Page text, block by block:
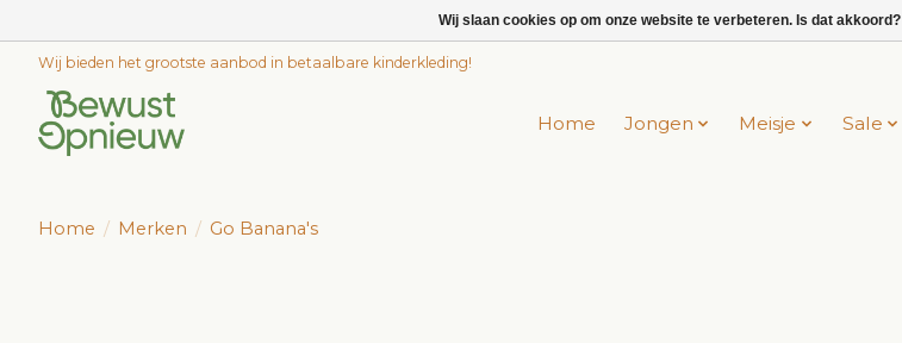
Wij bieden het grootste aanbod in betaalbare kinderkleding!
Home Jongen Meisje Sale
Home / Merken / Go Banana's
Wij slaan cookies op om onze website te verbeteren. Is dat akkoord?